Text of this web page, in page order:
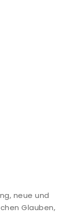
neue und
Glauben,